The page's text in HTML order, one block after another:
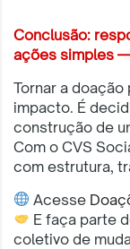
Conclusão:
ações simples
Tornar a
impacto. É
construção de
Com o CVS
com estrutura,
Acesse
E faça parte
coletivo de